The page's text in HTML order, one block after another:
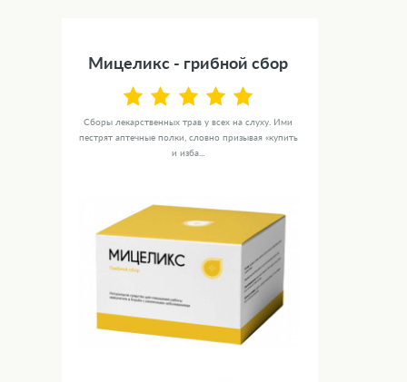
Мицеликс - грибной сбор
Сборы лекарственных трав у всех на слуху. Ими
пестрят аптечные полки, словно призывая «купить
и изба...